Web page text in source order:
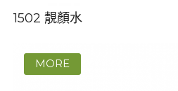
1502 靚顏水